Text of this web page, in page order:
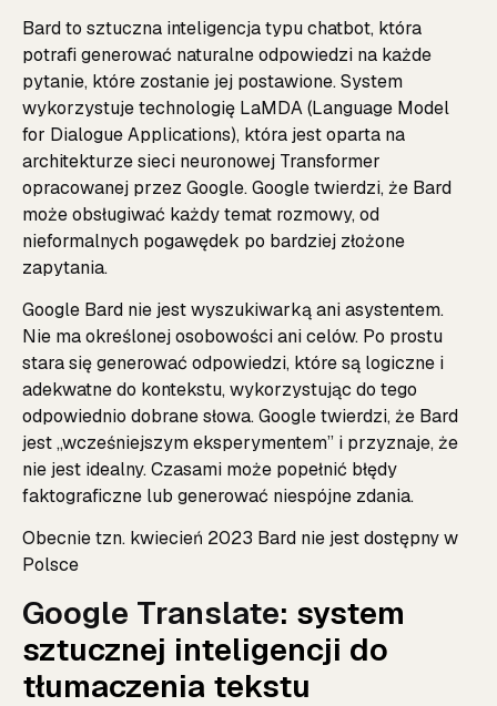
Bard to sztuczna inteligencja typu chatbot, która
potrafi generować naturalne odpowiedzi na każde
pytanie, które zostanie jej postawione. System
wykorzystuje technologię LaMDA (Language Model
for Dialogue Applications), która jest oparta na
architekturze sieci neuronowej Transformer
opracowanej przez Google. Google twierdzi, że Bard
może obsługiwać każdy temat rozmowy, od
nieformalnych pogawędek po bardziej złożone
zapytania.
Google Bard nie jest wyszukiwarką ani asystentem.
Nie ma określonej osobowości ani celów. Po prostu
stara się generować odpowiedzi, które są logiczne i
adekwatne do kontekstu, wykorzystując do tego
odpowiednio dobrane słowa. Google twierdzi, że Bard
jest „wcześniejszym eksperymentem” i przyznaje, że
nie jest idealny. Czasami może popełnić błędy
faktograficzne lub generować niespójne zdania.
Obecnie tzn. kwiecień 2023 Bard nie jest dostępny w
Polsce
Google Translate: system
sztucznej inteligencji do
tłumaczenia tekstu